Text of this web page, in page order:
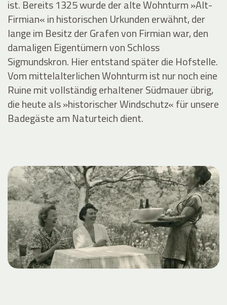
ist. Bereits 1325 wurde der alte Wohnturm »Alt-
Firmian« in historischen Urkunden erwähnt, der
lange im Besitz der Grafen von Firmian war, den
damaligen Eigentümern von Schloss
Sigmundskron. Hier entstand später die Hofstelle.
Vom mittelalterlichen Wohnturm ist nur noch eine
Ruine mit vollständig erhaltener Südmauer übrig,
die heute als »historischer Windschutz« für unsere
Badegäste am Naturteich dient.